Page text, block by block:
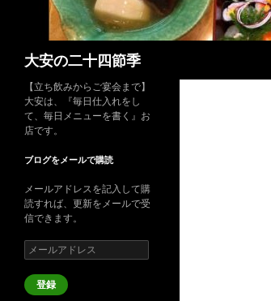
大安の二十四節季
【立ち飲みからご宴会まで】
大安は、『毎日仕入れをし
て、毎日メニューを書く』お
店です。
ブログをメールで購読
メールアドレスを記入して購
読すれば、更新をメールで受
信できます。
メ
ー
ル
ア 登録